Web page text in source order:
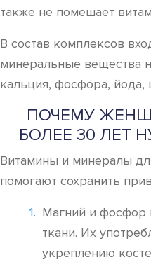
также не помешает
В состав комплексов
минеральные вещества
кальция, фосфора, йода,
ПОЧЕМУ
БОЛЕЕ 30 ЛЕТ
Витамины и минералы
помогают сохранить
Магний и фосфор
ткани. Их
укреплению